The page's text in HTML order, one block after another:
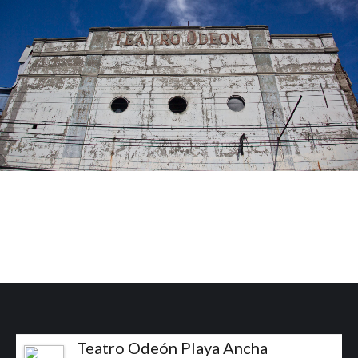
Teatro Odeón Playa Ancha